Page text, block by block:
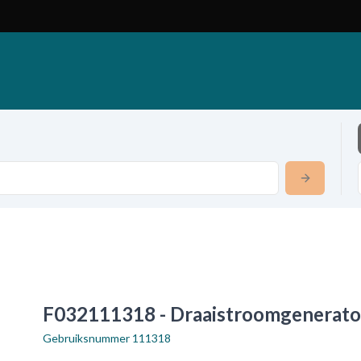
F032111318 -
Gebruiksnummer 111318